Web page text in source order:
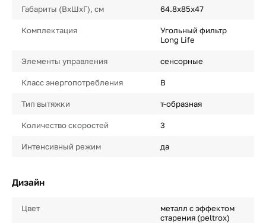
Габариты (ВхШхГ), см 64.8x85x47
Комплектация
Угольный фильтр
Long Life
Элементы управления сенсорные
Класс энергопотребления B
Тип вытяжки т-образная
Количество скоростей 3
Интенсивный режим да
Дизайн
Цвет
металл с эффектом
старения (peltrox)